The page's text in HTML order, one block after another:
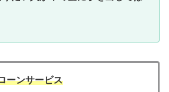
ーンサービス